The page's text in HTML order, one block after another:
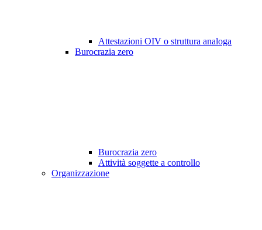
Attestazioni OIV o struttura analoga
Burocrazia zero
Burocrazia zero
Attività soggette a controllo
Organizzazione